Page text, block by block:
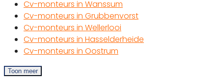
Cv-monteurs in Wanssum
Cv-monteurs in Grubbenvorst
Cv-monteurs in Wellerlooi
Cv-monteurs in Hasselderheide
Cv-monteurs in Oostrum
Toon meer